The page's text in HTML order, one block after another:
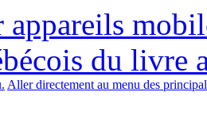
du livre
Aller directement au menu des